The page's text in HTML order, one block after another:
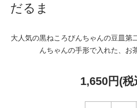
だるま
大人気の黒ねころびんちゃんの豆皿第
んちゃんの手形で入れた、お
1,650円(税